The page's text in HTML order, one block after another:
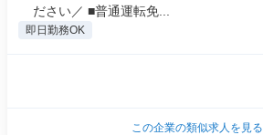
ださい／ ■普通運転免...
即日勤務OK
この企業の類似求人を見る